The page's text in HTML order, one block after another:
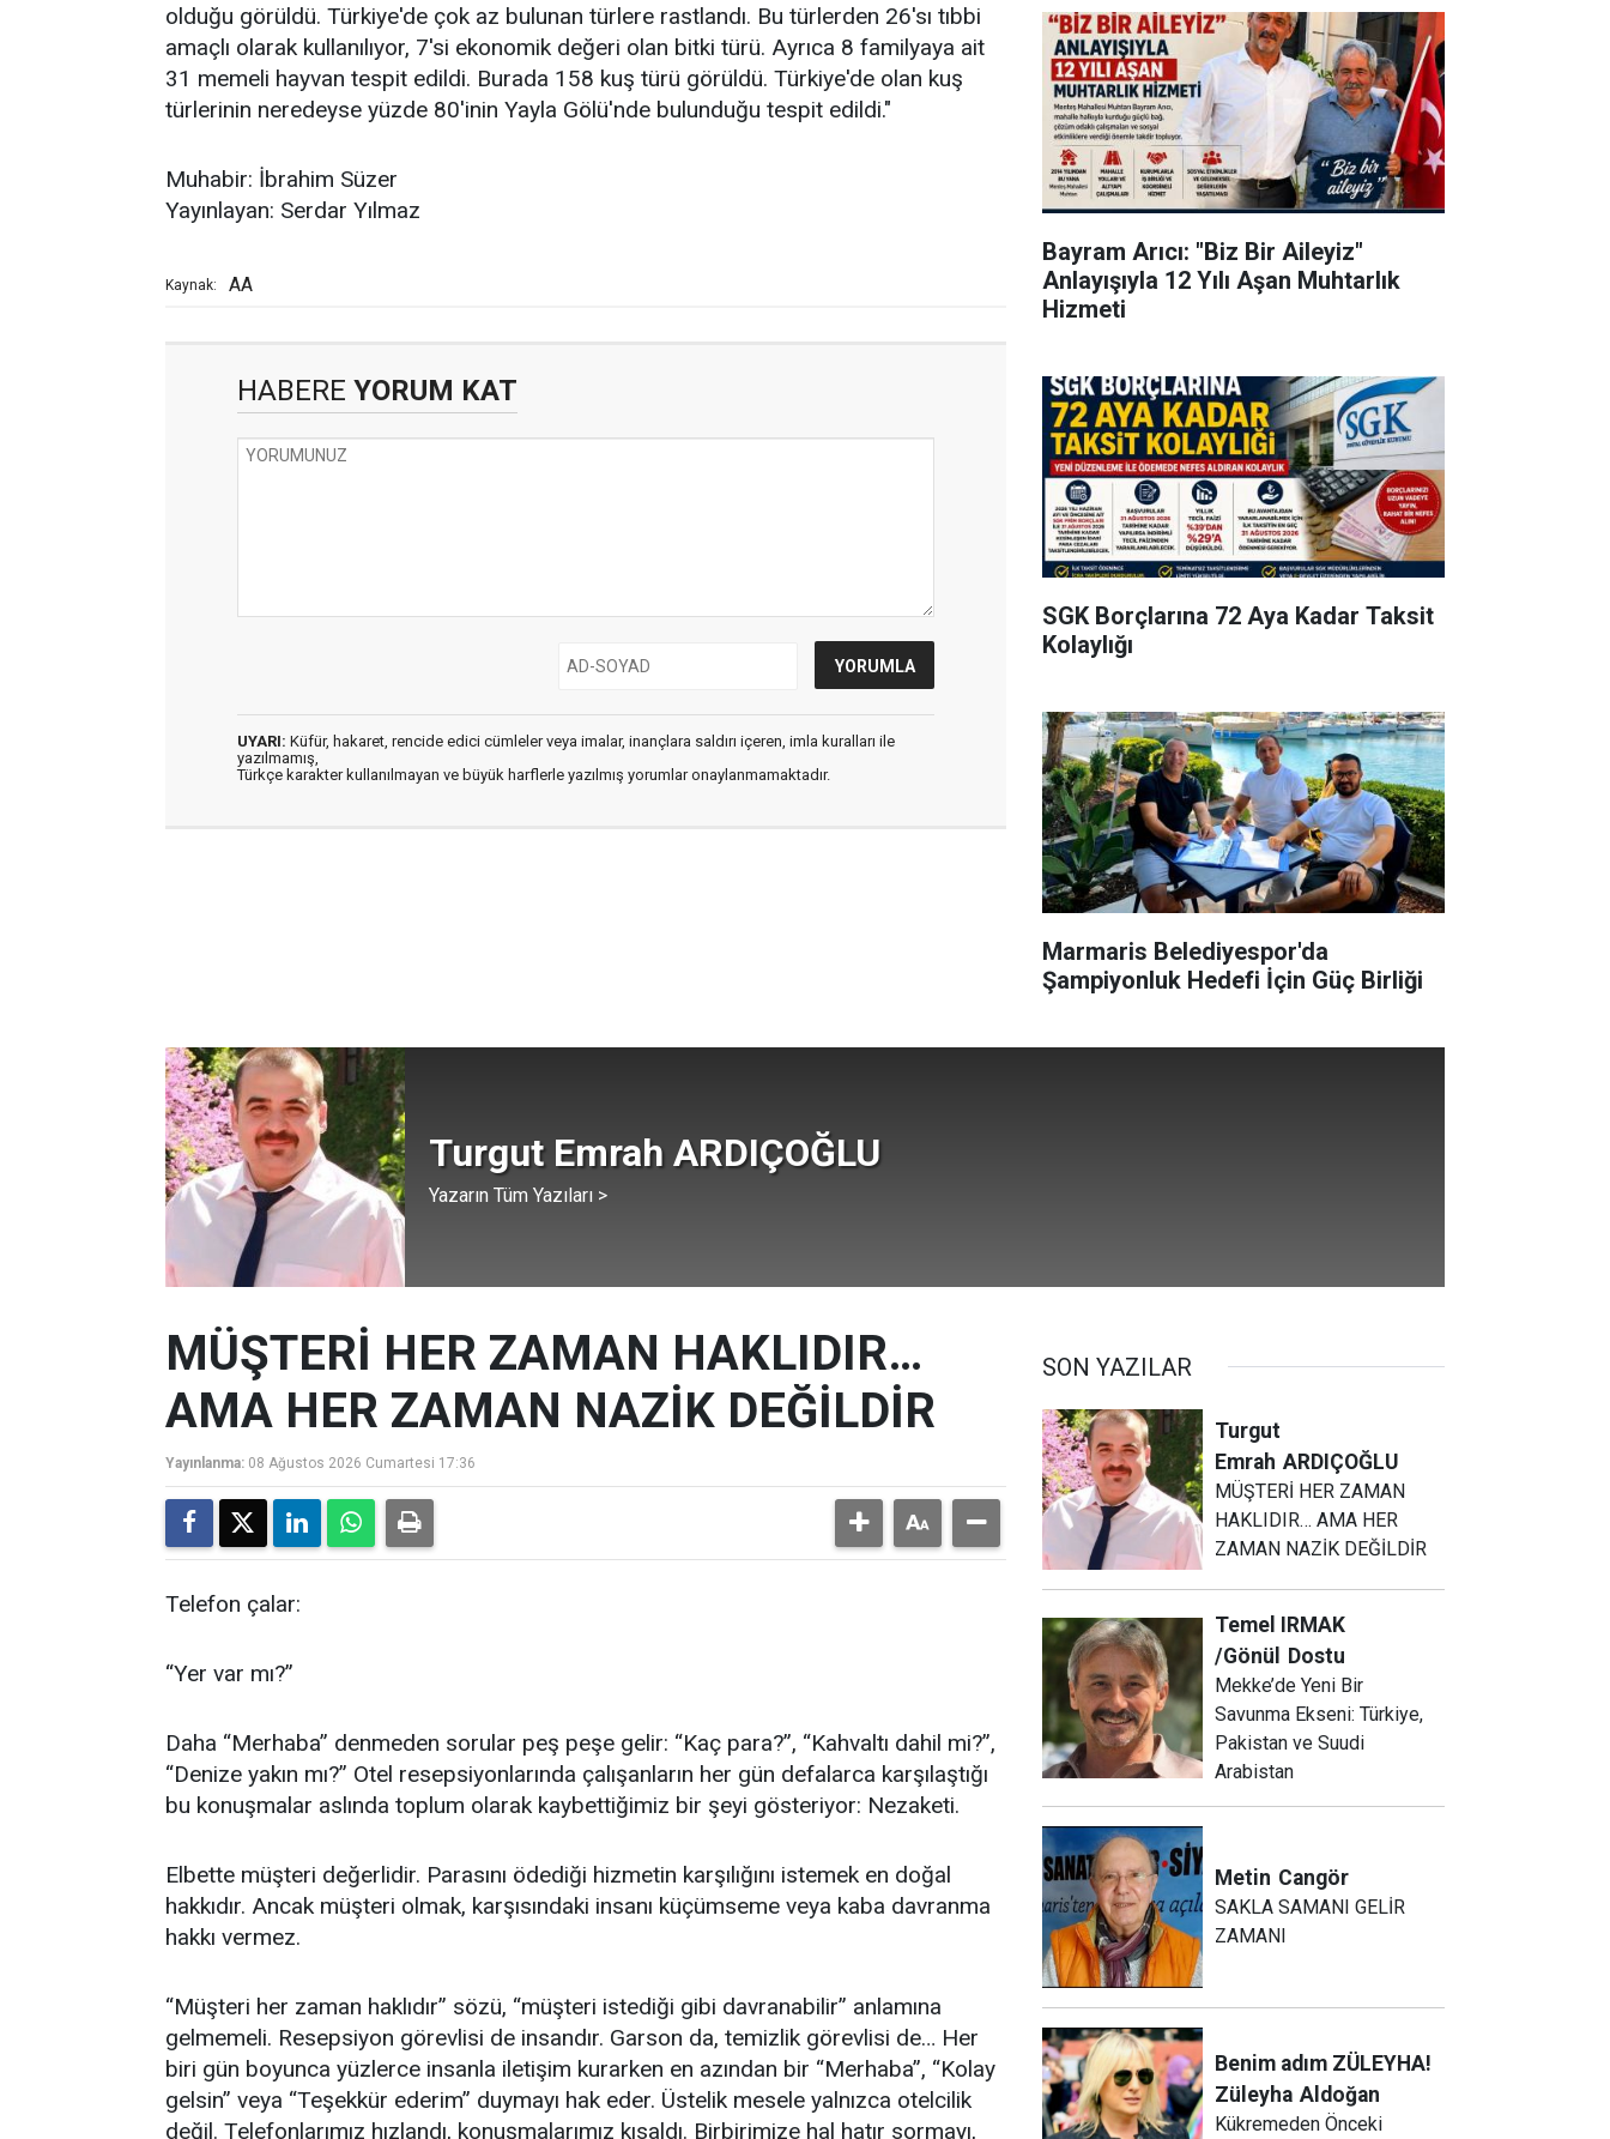
olduğu görüldü. Türkiye'de çok az bulunan türlere rastlandı. Bu türlerden 26'sı tıbbi
amaçlı olarak kullanılıyor, 7'si ekonomik değeri olan bitki türü. Ayrıca 8 familyaya ait
31 memeli hayvan tespit edildi. Burada 158 kuş türü görüldü. Türkiye'de olan kuş
türlerinin neredeyse yüzde 80'inin Yayla Gölü'nde bulunduğu tespit edildi."
Muhabir: İbrahim Süzer
Yayınlayan: Serdar Yılmaz
Kaynak: AA
HABERE YORUM KAT
UYARI: Küfür, hakaret, rencide edici cümleler veya imalar, inançlara saldırı içeren, imla kuralları ile
yazılmamış,
Türkçe karakter kullanılmayan ve büyük harflerle yazılmış yorumlar onaylanmamaktadır.
Bayram Arıcı: "Biz Bir Aileyiz"
Anlayışıyla 12 Yılı Aşan Muhtarlık
Hizmeti
SGK Borçlarına 72 Aya Kadar Taksit
Kolaylığı
Marmaris Belediyespor'da
Şampiyonluk Hedefi İçin Güç Birliği
Turgut Emrah ARDIÇOĞLU
Yazarın Tüm Yazıları >
MÜŞTERİ HER ZAMAN HAKLIDIR…
AMA HER ZAMAN NAZİK DEĞİLDİR
Yayınlanma: 08 Ağustos 2026 Cumartesi 17:36
Telefon çalar:
“Yer var mı?”
Daha “Merhaba” denmeden sorular peş peşe gelir: “Kaç para?”, “Kahvaltı dahil mi?”,
“Denize yakın mı?” Otel resepsiyonlarında çalışanların her gün defalarca karşılaştığı
bu konuşmalar aslında toplum olarak kaybettiğimiz bir şeyi gösteriyor: Nezaketi.
Elbette müşteri değerlidir. Parasını ödediği hizmetin karşılığını istemek en doğal
hakkıdır. Ancak müşteri olmak, karşısındaki insanı küçümseme veya kaba davranma
hakkı vermez.
“Müşteri her zaman haklıdır” sözü, “müşteri istediği gibi davranabilir” anlamına
gelmemeli. Resepsiyon görevlisi de insandır. Garson da, temizlik görevlisi de… Her
biri gün boyunca yüzlerce insanla iletişim kurarken en azından bir “Merhaba”, “Kolay
gelsin” veya “Teşekkür ederim” duymayı hak eder. Üstelik mesele yalnızca otelcilik
değil. Telefonlarımız hızlandı, konuşmalarımız kısaldı. Birbirimize hal hatır sormayı,
SON YAZILAR
Turgut
Emrah ARDIÇOĞLU
MÜŞTERİ HER ZAMAN
HAKLIDIR… AMA HER
ZAMAN NAZİK DEĞİLDİR
Temel IRMAK
/Gönül
Dostu
Mekke’de Yeni Bir
Savunma Ekseni: Türkiye,
Pakistan ve Suudi
Arabistan
Metin Cangör
SAKLA SAMANI GELİR
ZAMANI
Benim adım ZÜLEYHA!
Züleyha Aldoğan
Kükremeden Önceki